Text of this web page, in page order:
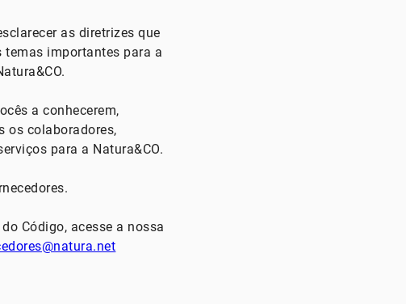
as diretrizes que
temas importantes para a
a conhecerem,
os colaboradores,
para a Natura&CO.
Código, acesse a nossa